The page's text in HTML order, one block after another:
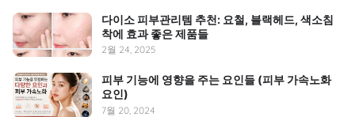
다이소 피부관리템 추천: 요철, 블랙헤드, 색소침
착에 효과 좋은 제품들
2월 24, 2025
피부 기능에 영향을 주는 요인들 (피부 가속노화
요인)
7월 20, 2024